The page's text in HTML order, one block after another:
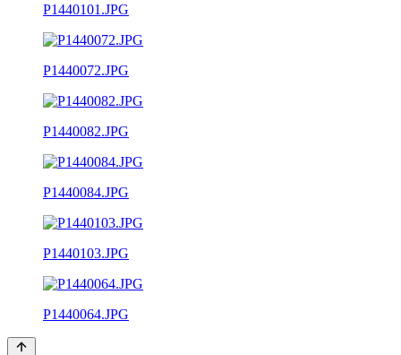
P1440101.JPG
P1440072.JPG
P1440082.JPG
P1440084.JPG
P1440103.JPG
P1440064.JPG